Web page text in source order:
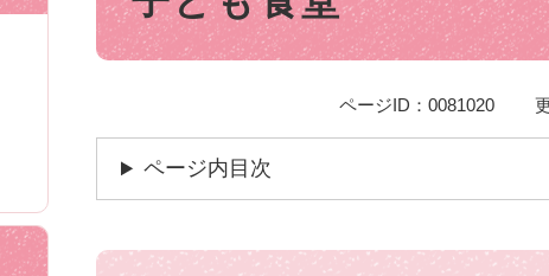
ページID：0081020
ページ内目次